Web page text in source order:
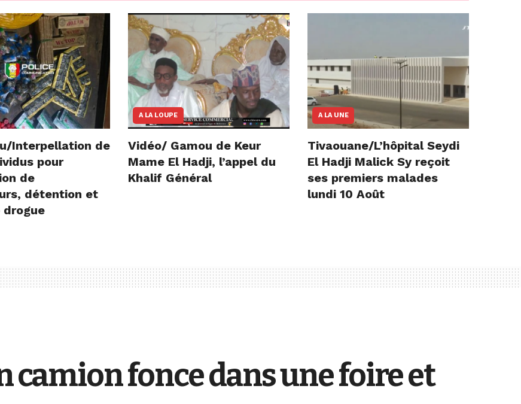
Interpellation de
pour
de
détention et
A LA LOUPE
Vidéo/ Gamou de Keur
Mame El Hadji, l’appel du
Khalif Général
A LA UNE
Tivaouane/L’hôpital Seydi
El Hadji Malick Sy reçoit
ses premiers malades
lundi 10 Août
camion fonce dans une foire et